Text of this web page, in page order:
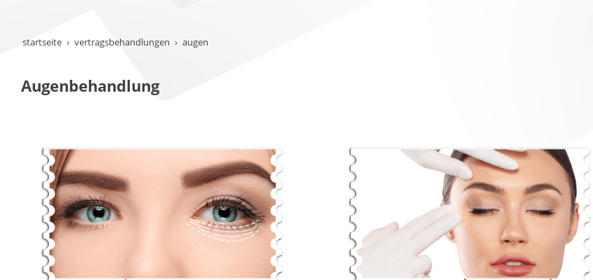
startseite vertragsbehandlungen augen
Augenbehandlung